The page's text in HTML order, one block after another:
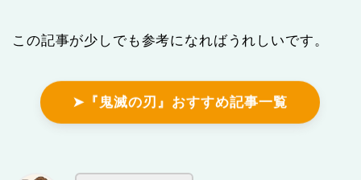
この記事が少しでも参考になればうれしいです。
➤『鬼滅の刃』おすすめ記事一覧